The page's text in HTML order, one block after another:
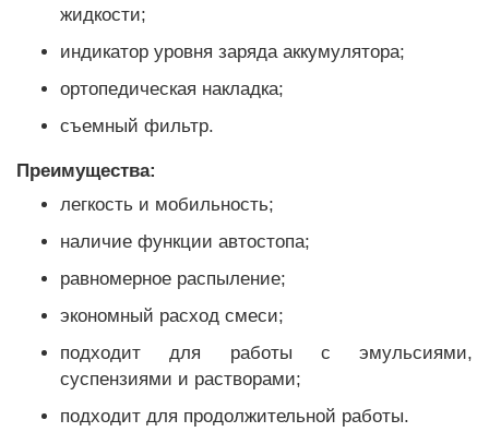
жидкости;
индикатор уровня заряда аккумулятора;
ортопедическая накладка;
съемный фильтр.
Преимущества:
легкость и мобильность;
наличие функции автостопа;
равномерное распыление;
экономный расход смеси;
подходит для работы с эмульсиями,
суспензиями и растворами;
подходит для продолжительной работы.